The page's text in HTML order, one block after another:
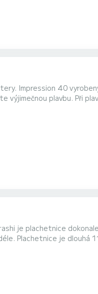
Impression 40
je plachetnice
Ve 3